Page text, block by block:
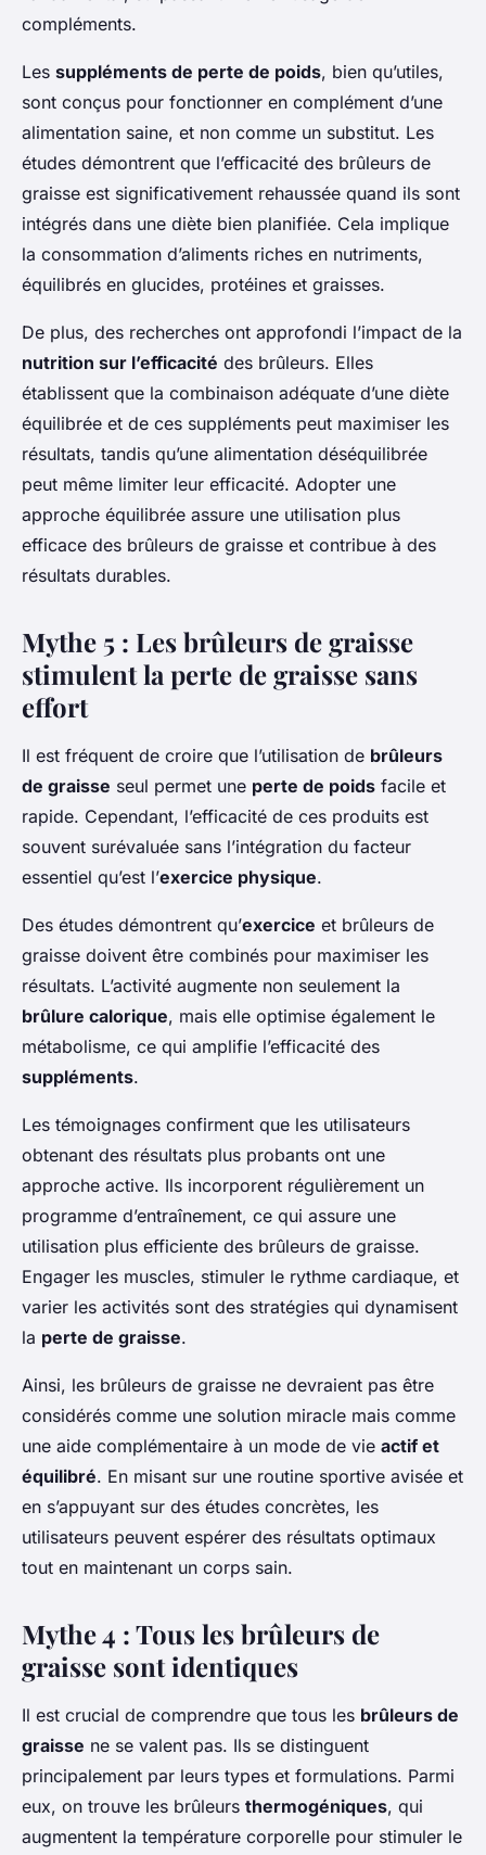
compléments.
Les suppléments de perte de poids, bien qu’utiles,
sont conçus pour fonctionner en complément d’une
alimentation saine, et non comme un substitut. Les
études démontrent que l’efficacité des brûleurs de
graisse est significativement rehaussée quand ils sont
intégrés dans une diète bien planifiée. Cela implique
la consommation d’aliments riches en nutriments,
équilibrés en glucides, protéines et graisses.
De plus, des recherches ont approfondi l’impact de la
nutrition sur l’efficacité des brûleurs. Elles
établissent que la combinaison adéquate d’une diète
équilibrée et de ces suppléments peut maximiser les
résultats, tandis qu’une alimentation déséquilibrée
peut même limiter leur efficacité. Adopter une
approche équilibrée assure une utilisation plus
efficace des brûleurs de graisse et contribue à des
résultats durables.
Mythe 5 : Les brûleurs de graisse
stimulent la perte de graisse sans
effort
Il est fréquent de croire que l’utilisation de brûleurs
de graisse seul permet une perte de poids facile et
rapide. Cependant, l’efficacité de ces produits est
souvent surévaluée sans l’intégration du facteur
essentiel qu’est l’exercice physique.
Des études démontrent qu’exercice et brûleurs de
graisse doivent être combinés pour maximiser les
résultats. L’activité augmente non seulement la
brûlure calorique, mais elle optimise également le
métabolisme, ce qui amplifie l’efficacité des
suppléments.
Les témoignages confirment que les utilisateurs
obtenant des résultats plus probants ont une
approche active. Ils incorporent régulièrement un
programme d’entraînement, ce qui assure une
utilisation plus efficiente des brûleurs de graisse.
Engager les muscles, stimuler le rythme cardiaque, et
varier les activités sont des stratégies qui dynamisent
la perte de graisse.
Ainsi, les brûleurs de graisse ne devraient pas être
considérés comme une solution miracle mais comme
une aide complémentaire à un mode de vie actif et
équilibré. En misant sur une routine sportive avisée et
en s’appuyant sur des études concrètes, les
utilisateurs peuvent espérer des résultats optimaux
tout en maintenant un corps sain.
Mythe 4 : Tous les brûleurs de
graisse sont identiques
Il est crucial de comprendre que tous les brûleurs de
graisse ne se valent pas. Ils se distinguent
principalement par leurs types et formulations. Parmi
eux, on trouve les brûleurs thermogéniques, qui
augmentent la température corporelle pour stimuler le